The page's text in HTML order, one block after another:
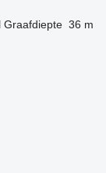
Graafdiepte 36 m